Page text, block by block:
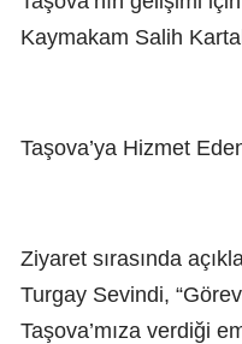
Kaymakam Salih
Taşova’ya Hizmet
Ziyaret sırasında
Turgay Sevindi,
Taşova’mıza verdiği